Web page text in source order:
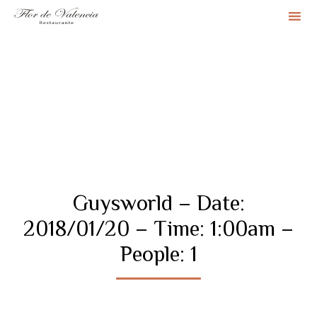
Guysworld – Date:
2018/01/20 – Time: 1:00am –
People: 1